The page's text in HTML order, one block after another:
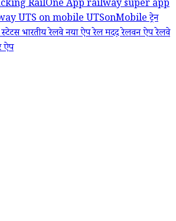
RailOne Apprailway super app
UTS on mobileUTSonMobileट्रेन
भारतीय रेलवे नया ऐपरेल मददरेलवन ऐपरेलवे
ऐप